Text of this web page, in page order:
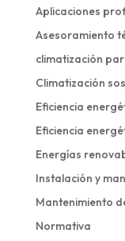
Aplicaciones
Asesoramiento
climatización
Climatización
Eficiencia
Eficiencia
Energías
Instalación y
Mantenimiento
Normativa